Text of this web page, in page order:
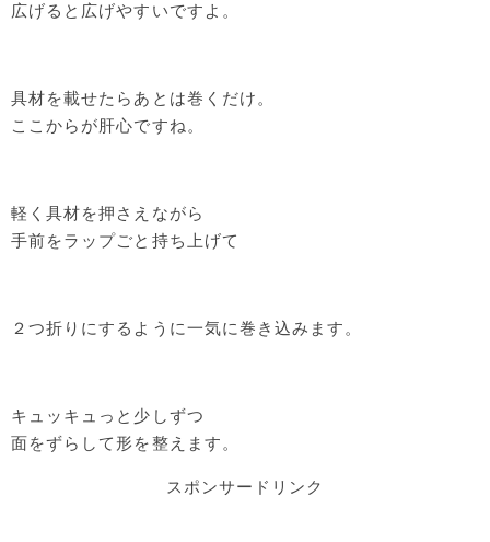
広げると広げやすいですよ。
具材を載せたらあとは巻くだけ。
ここからが肝心ですね。
軽く具材を押さえながら
手前をラップごと持ち上げて
２つ折りにするように一気に巻き込みます。
キュッキュっと少しずつ
面をずらして形を整えます。
スポンサードリンク